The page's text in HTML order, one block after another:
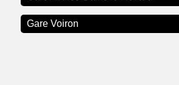
Gare Voiron